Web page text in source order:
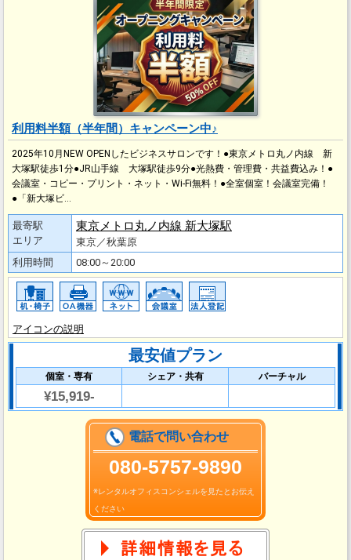
利用料半額（半年間）キャンペーン中♪
2025年10月NEW OPENしたビジネスサロンです！●東京メトロ丸ノ内線 新
大塚駅徒歩1分●JR山手線 大塚駅徒歩9分●光熱費・管理費・共益費込み！●
会議室・コピー・プリント・ネット・Wi-Fi無料！●全室個室！会議室完備！
●「新大塚ビ…
最寄駅
エリア
東京メトロ丸ノ内線 新大塚駅
東京／秋葉原
利用時間
08:00～20:00
アイコンの説明
最安値プラン
個室・専有 シェア・共有 バーチャル
¥15,919-
電話で問い合わせ
080-5757-9890
※レンタルオフィスコンシェルを見たとお伝え
ください